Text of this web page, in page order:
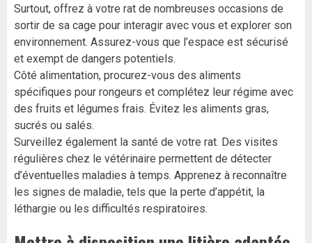
Surtout, offrez à votre rat de nombreuses occasions de
sortir de sa cage pour interagir avec vous et explorer son
environnement. Assurez-vous que l’espace est sécurisé
et exempt de dangers potentiels.
Côté alimentation, procurez-vous des aliments
spécifiques pour rongeurs et complétez leur régime avec
des fruits et légumes frais. Évitez les aliments gras,
sucrés ou salés.
Surveillez également la santé de votre rat. Des visites
régulières chez le vétérinaire permettent de détecter
d’éventuelles maladies à temps. Apprenez à reconnaître
les signes de maladie, tels que la perte d’appétit, la
léthargie ou les difficultés respiratoires.